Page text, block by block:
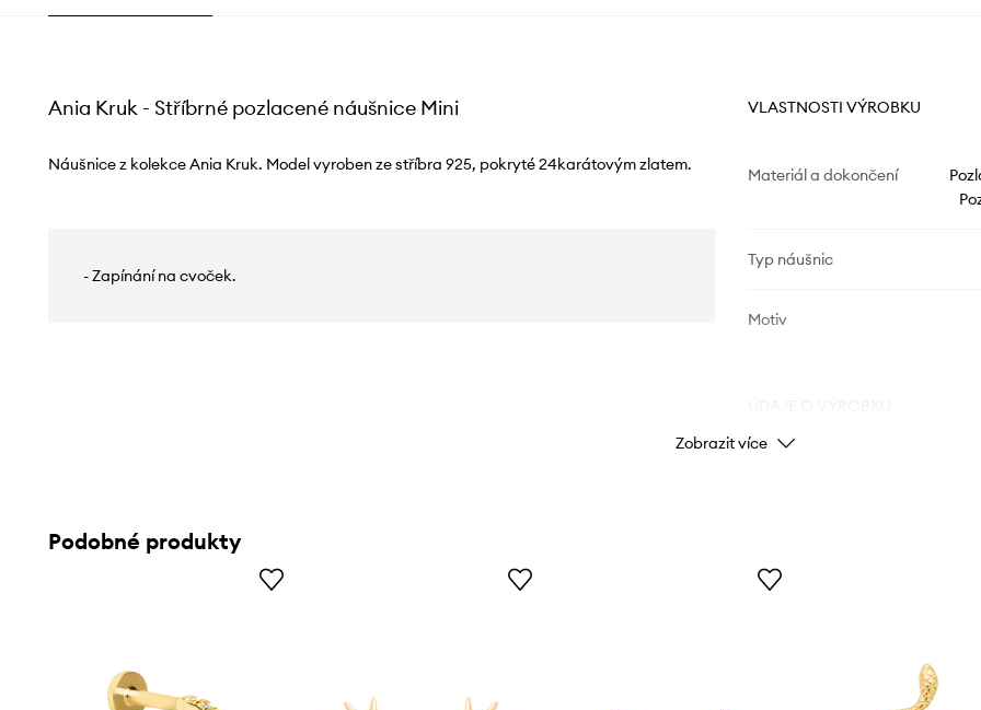
Ania Kruk - Stříbrné pozlacené náušnice Mini
Náušnice z kolekce Ania Kruk. Model vyroben ze stříbra 925, pokryté 24karátovým zlatem.
- Zapínání na cvoček.
VLASTNOSTI VÝROBKU
Materiál a dokončení
Typ náušnic
Motiv
Barva
Zobrazit více
Podobné produkty